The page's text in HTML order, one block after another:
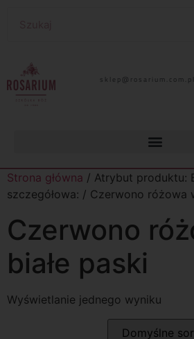
lp.moc.muirasor@pelks
Strona główna / Atrybut produktu:
szczegółowa: / Czerwono różowa
Czerwono
białe paski
Wyświetlanie jednego wyniku